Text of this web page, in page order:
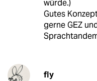
würde.)
Gutes
gerne GEZ
fly